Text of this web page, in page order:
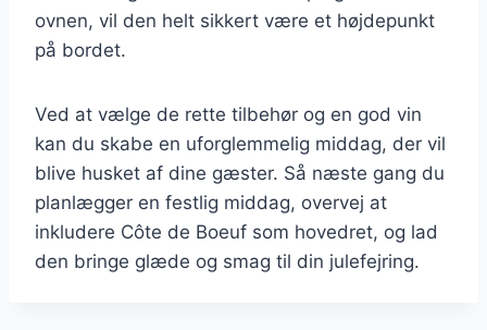
ovnen, vil den helt sikkert være et højdepunkt
på bordet.
Ved at vælge de rette tilbehør og en god vin
kan du skabe en uforglemmelig middag, der vil
blive husket af dine gæster. Så næste gang du
planlægger en festlig middag, overvej at
inkludere Côte de Boeuf som hovedret, og lad
den bringe glæde og smag til din julefejring.